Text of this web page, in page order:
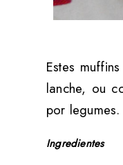
Estes
lanche, ou
por legumes.
Ingredientes